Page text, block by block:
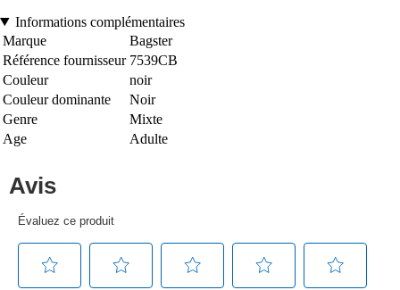
Informations complémentaires
Marque
Bagster
Référence fournisseur 7539CB
Couleur
noir
Couleur dominante
Noir
Genre
Mixte
Age
Adulte